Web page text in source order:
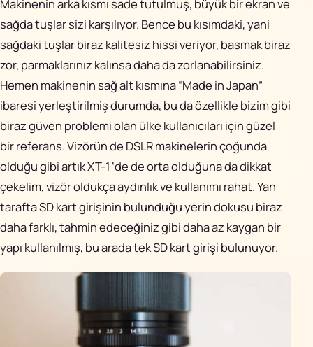
Makinenin arka kısmı sade tutulmuş, büyük bir ekran ve
sağda tuşlar sizi karşılıyor. Bence bu kısımdaki, yani
sağdaki tuşlar biraz kalitesiz hissi veriyor, basmak biraz
zor, parmaklarınız kalınsa daha da zorlanabilirsiniz.
Hemen makinenin sağ alt kısmına “Made in Japan”
ibaresi yerleştirilmiş durumda, bu da özellikle bizim gibi
biraz güven problemi olan ülke kullanıcıları için güzel
bir referans. Vizörün de DSLR makinelerin çoğunda
olduğu gibi artık XT-1 ‘de de orta olduğuna da dikkat
çekelim, vizör oldukça aydınlık ve kullanımı rahat. Yan
tarafta SD kart girişinin bulunduğu yerin dokusu biraz
daha farklı, tahmin edeceğiniz gibi daha az kaygan bir
yapı kullanılmış, bu arada tek SD kart girişi bulunuyor.